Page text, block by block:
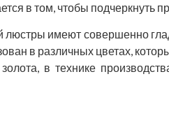
в том, чтобы подчеркнуть
люстры имеют совершенно
в различных цветах,
в технике